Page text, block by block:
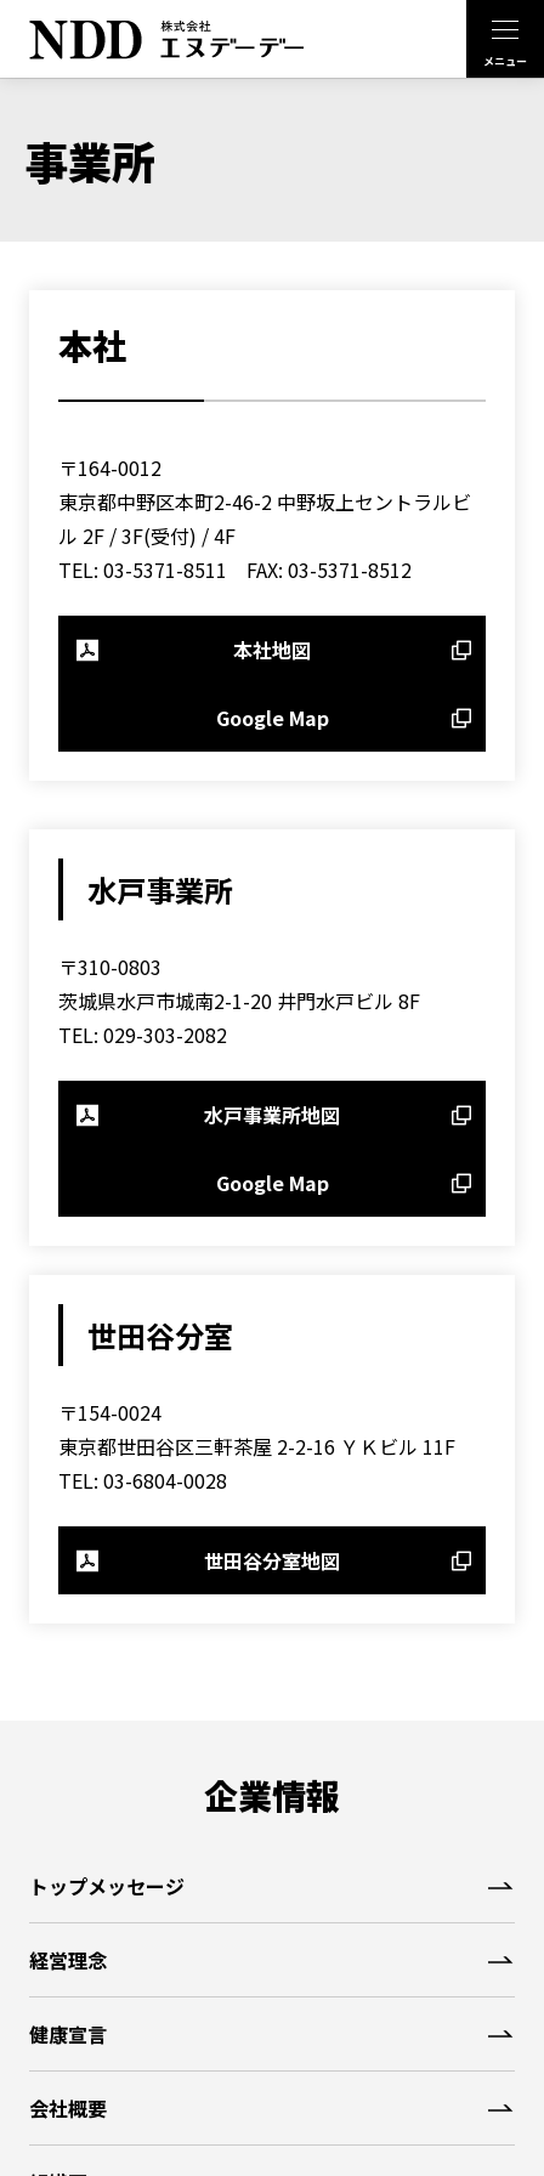
事業所
本社
〒164-0012
東京都中野区本町2-46-2 中野坂上セントラルビ
ル 2F / 3F(受付) / 4F
TEL: 03-5371-8511 FAX: 03-5371-8512
本社地図
Google Map
水戸事業所
〒310-0803
茨城県水戸市城南2-1-20 井門水戸ビル 8F
TEL: 029-303-2082
水戸事業所地図
Google Map
世田谷分室
〒154-0024
東京都世田谷区三軒茶屋 2-2-16 ＹＫビル 11F
TEL: 03-6804-0028
世田谷分室地図
企業情報
トップメッセージ
経営理念
健康宣言
会社概要